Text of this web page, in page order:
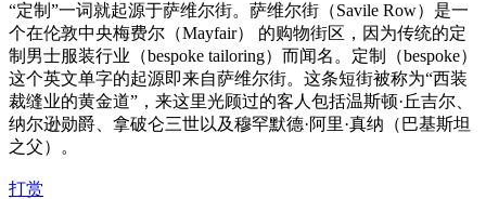
“定制”一词就起源于萨维尔街。萨维尔街（Savile Row）是一
个在伦敦中央梅费尔（Mayfair） 的购物街区，因为传统的定
制男士服装行业（bespoke tailoring）而闻名。定制（bespoke）
这个英文单字的起源即来自萨维尔街。这条短街被称为“西装
裁缝业的黄金道”，来这里光顾过的客人包括温斯顿·丘吉尔、
纳尔逊勋爵、拿破仑三世以及穆罕默德·阿里·真纳（巴基斯坦
之父）。
打赏